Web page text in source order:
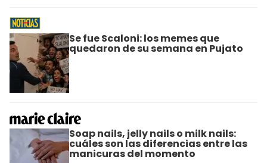
Se fue Scaloni: los memes que
quedaron de su semana en Pujato
Soap nails, jelly nails o milk nails:
cuáles son las diferencias entre las
manicuras del momento